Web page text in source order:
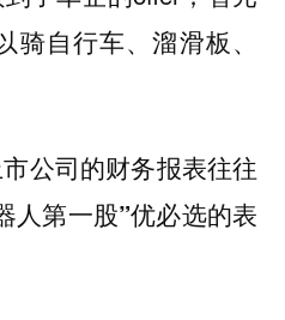
自行车、溜滑板、
公司的财务报表往往
人第一股”优必选的表